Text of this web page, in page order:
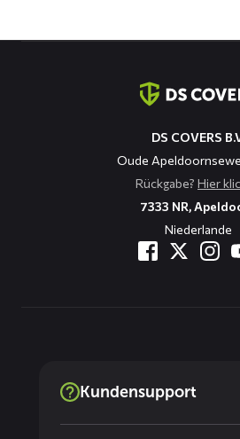
DS COVERS
Oude
Rückgabe? Hier
7333 NR,
Niederlande
Kundensupport